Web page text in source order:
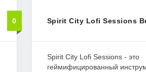
0 Spirit City Lofi Sessions
Spirit City Lofi Sessions - это
геймифицированный